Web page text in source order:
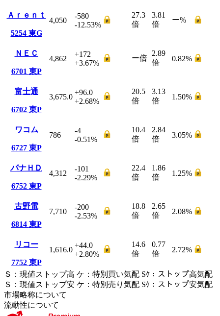
Ａｒｅｎｔ
5254 東G
4,050
-580
-12.53%
27.3
倍
3.81
倍
ー%
ＮＥＣ
6701 東P
4,862
+172
+3.67%
ー倍
2.89
倍
0.82%
富士通
6702 東P
3,675.0
+96.0
+2.68%
20.5
倍
3.13
倍
1.50%
ワコム
6727 東P
786
-4
-0.51%
10.4
倍
2.84
倍
3.05%
パナＨＤ
6752 東P
4,312
-101
-2.29%
22.4
倍
1.86
倍
1.25%
古野電
6814 東P
7,710
-200
-2.53%
18.8
倍
2.65
倍
2.08%
リコー
7752 東P
1,616.0
+44.0
+2.80%
14.6
倍
0.77
倍
2.72%
Ｓ ： 現値ストップ高 ケ ： 特別買い気配 Sｹ ： ストップ高気配
Ｓ ： 現値ストップ安 ケ ： 特別売 り 気配 Sｹ ： ストップ安気配
市場略称について
流動性について